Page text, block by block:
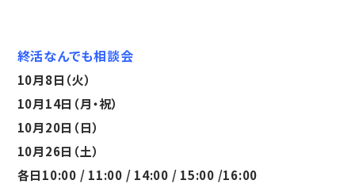
終活なんでも相談会
10月8日（火）
10月14日（月・祝）
10月20日（日）
10月26日（土）
各日10:00 / 11:00 / 14:00 / 15:00 /16:00